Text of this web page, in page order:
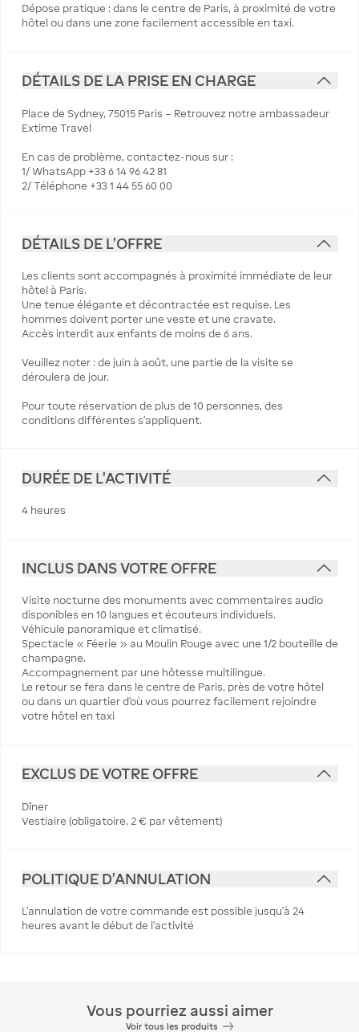
Dépose pratique : dans le centre de Paris, à proximité de votre
hôtel ou dans une zone facilement accessible en taxi.
DÉTAILS DE LA PRISE EN CHARGE
Place de Sydney, 75015 Paris – Retrouvez notre ambassadeur
Extime Travel
En cas de problème, contactez-nous sur :
1/ WhatsApp +33 6 14 96 42 81
2/ Téléphone +33 1 44 55 60 00
DÉTAILS DE L'OFFRE
Les clients sont accompagnés à proximité immédiate de leur
hôtel à Paris.
Une tenue élégante et décontractée est requise. Les
hommes doivent porter une veste et une cravate.
Accès interdit aux enfants de moins de 6 ans.
Veuillez noter : de juin à août, une partie de la visite se
déroulera de jour.
Pour toute réservation de plus de 10 personnes, des
conditions différentes s’appliquent.
DURÉE DE L'ACTIVITÉ
4 heures
INCLUS DANS VOTRE OFFRE
Visite nocturne des monuments avec commentaires audio
disponibles en 10 langues et écouteurs individuels.
Véhicule panoramique et climatisé.
Spectacle « Féerie » au Moulin Rouge avec une 1/2 bouteille de
champagne.
Accompagnement par une hôtesse multilingue.
Le retour se fera dans le centre de Paris, près de votre hôtel
ou dans un quartier d'où vous pourrez facilement rejoindre
votre hôtel en taxi
EXCLUS DE VOTRE OFFRE
Dîner
Vestiaire (obligatoire, 2 € par vêtement)
POLITIQUE D'ANNULATION
L’annulation de votre commande est possible jusqu’à 24
heures avant le début de l’activité
Vous pourriez aussi aimer
Voir tous les produits